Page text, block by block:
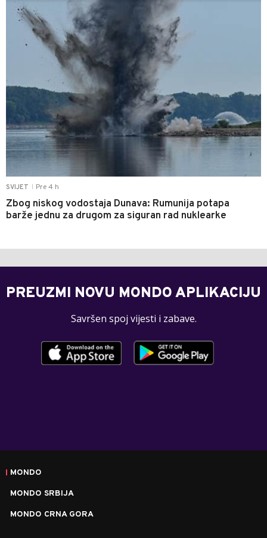
SVIJET Pre 4 h
Zbog niskog vodostaja Dunava: Rumunija potapa
barže jednu za drugom za siguran rad nuklearke
PREUZMI NOVU MONDO APLIKACIJU
Savršen spoj vijesti i zabave.
MONDO
MONDO SRBIJA
MONDO CRNA GORA